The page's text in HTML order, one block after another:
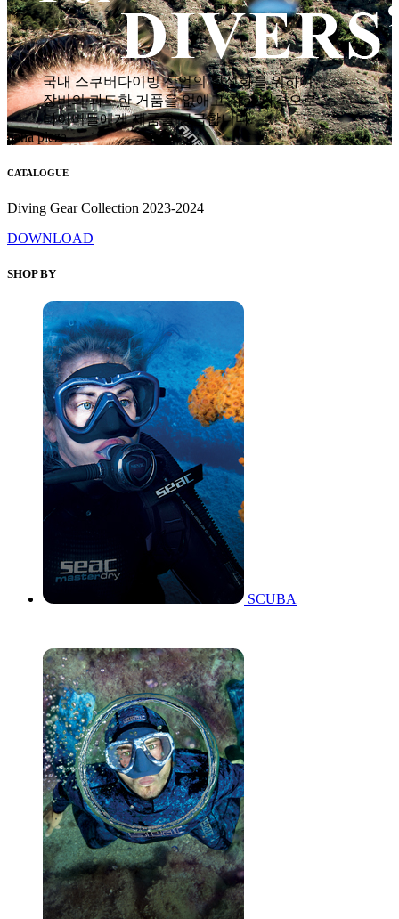
국내 스쿠버다이빙 산업의 활성화를 위하여
장비의 과도한 거품을 없애고 착한 가격으로
다이버들에게 제품을 공급합니다.
hana plaza
CATALOGUE
Diving Gear Collection 2023-2024
DOWNLOAD
SHOP BY
SCUBA